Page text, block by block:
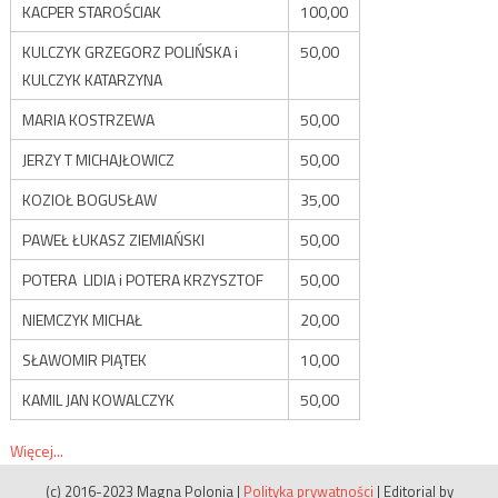
KACPER STAROŚCIAK
100,00
KULCZYK GRZEGORZ POLIŃSKA i
KULCZYK KATARZYNA
50,00
MARIA KOSTRZEWA
50,00
JERZY T MICHAJŁOWICZ
50,00
KOZIOŁ BOGUSŁAW
35,00
PAWEŁ ŁUKASZ ZIEMIAŃSKI
50,00
POTERA LIDIA i POTERA KRZYSZTOF
50,00
NIEMCZYK MICHAŁ
20,00
SŁAWOMIR PIĄTEK
10,00
KAMIL JAN KOWALCZYK
50,00
Więcej...
(c) 2016-2023 Magna Polonia | Polityka prywatności | Editorial by